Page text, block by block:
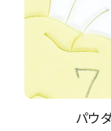
パウ